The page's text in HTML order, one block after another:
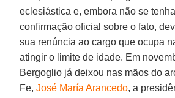
eclesiástica e, embora não se
confirmação oficial sobre o fato,
sua renúncia ao cargo que ocupa
atingir o limite de idade. Em
Bergoglio já deixou nas mãos do
Fe,José María Arancedo, a